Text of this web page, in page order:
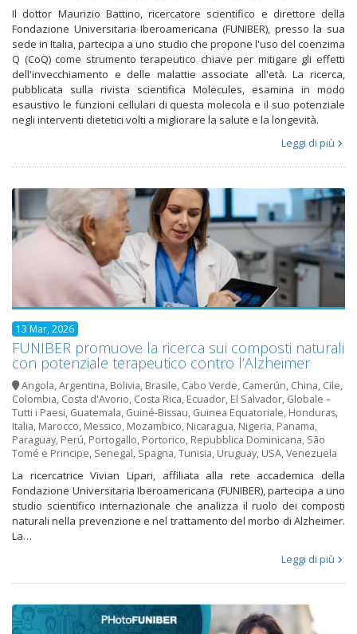
Il dottor Maurizio Battino, ricercatore scientifico e direttore della
Fondazione Universitaria Iberoamericana (FUNIBER), presso la sua
sede in Italia, partecipa a uno studio che propone l'uso del coenzima
Q (CoQ) come strumento terapeutico chiave per mitigare gli effetti
dell'invecchiamento e delle malattie associate all'età. La ricerca,
pubblicata sulla rivista scientifica Molecules, esamina in modo
esaustivo le funzioni cellulari di questa molecola e il suo potenziale
negli interventi dietetici volti a migliorare la salute e la longevità.
Leggi di più
13 Mar, 2026
FUNIBER promuove la ricerca sui composti naturali
con potenziale terapeutico contro l’Alzheimer
Angola,Argentina, Bolivia, Brasile, Cabo Verde, Camerún, China, Cile,
Colombia, Costa d'Avorio, Costa Rica, Ecuador, El Salvador, Globale –
Tutti i Paesi, Guatemala, Guiné-Bissau, Guinea Equatoriale, Honduras,
Italia, Marocco, Messico, Mozambico, Nicaragua, Nigeria, Panama,
Paraguay, Perú, Portogallo, Portorico, Repubblica Dominicana, São
Tomé e Principe, Senegal, Spagna,Tunisia, Uruguay, USA,Venezuela
La ricercatrice Vivian Lipari, affiliata alla rete accademica della
Fondazione Universitaria Iberoamericana (FUNIBER), partecipa a uno
studio scientifico internazionale che analizza il ruolo dei composti
naturali nella prevenzione e nel trattamento del morbo di Alzheimer.
La…
Leggi di più